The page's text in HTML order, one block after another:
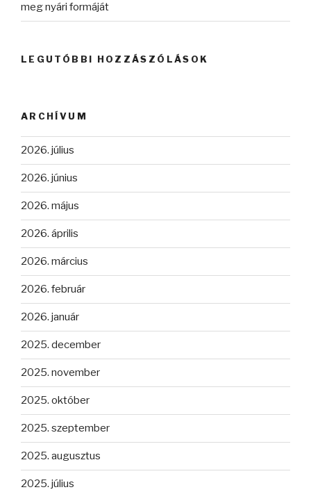
meg nyári formáját
LEGUTÓBBI HOZZÁSZÓLÁSOK
ARCHÍVUM
2026. július
2026. június
2026. május
2026. április
2026. március
2026. február
2026. január
2025. december
2025. november
2025. október
2025. szeptember
2025. augusztus
2025. július